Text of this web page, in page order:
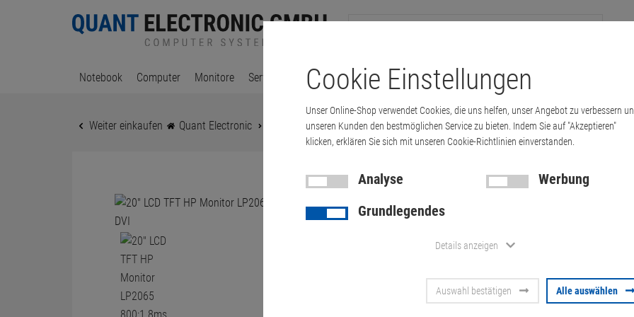
Notebook Computer Monitore Server & Workstation Drucker & Kopierer Kabel Multimedia & HDTV
Weiter einkaufen Quant Electronic 20" LCD TFT HP Monitor LP2065 800:1 8ms USB UXGA …
20" LCD
LP2065
1600x1200
Artikel-Nummer:10008274
Cookie Einstellungen
Unser Online-Shop verwendet Cookies, die uns helfen, unser Angebot zu verbessern
unseren Kunden den bestmöglichen Service zu bieten. Indem Sie auf "Akzeptieren"
klicken, erklären Sie sich mit unseren Cookie-Richtlinien einverstanden.
Analyse
Werbung
Grundlegendes
Details anzeigen
Auswahl bestätigen Alle auswählen